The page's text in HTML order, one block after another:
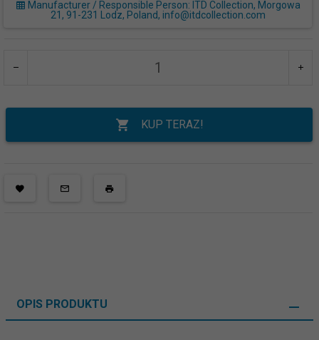
Manufacturer / Responsible Person: ITD Collection, Morgowa
21, 91-231 Lodz, Poland, info@itdcollection.com
KUP TERAZ!
OPIS PRODUKTU